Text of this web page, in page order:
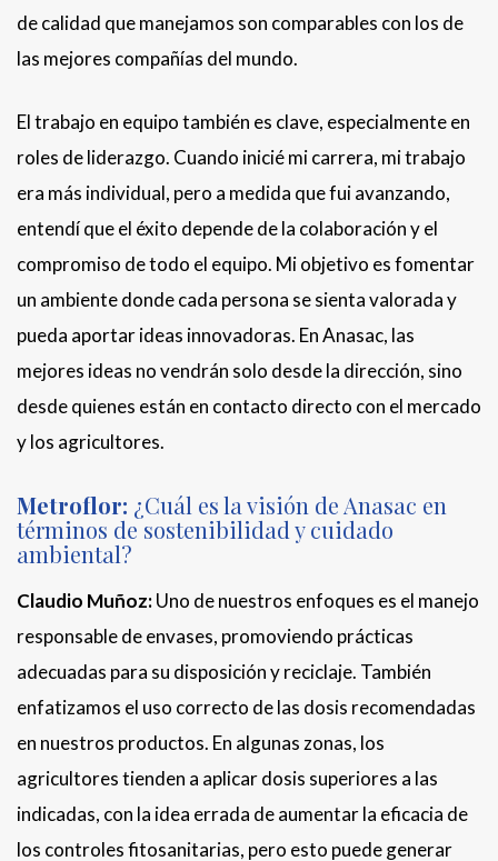
de calidad que manejamos son comparables con los de
las mejores compañías del mundo.
El trabajo en equipo también es clave, especialmente en
roles de liderazgo. Cuando inicié mi carrera, mi trabajo
era más individual, pero a medida que fui avanzando,
entendí que el éxito depende de la colaboración y el
compromiso de todo el equipo. Mi objetivo es fomentar
un ambiente donde cada persona se sienta valorada y
pueda aportar ideas innovadoras. En Anasac, las
mejores ideas no vendrán solo desde la dirección, sino
desde quienes están en contacto directo con el mercado
y los agricultores.
Metroflor: ¿Cuál es la visión de Anasac en
términos de sostenibilidad y cuidado
ambiental?
Claudio Muñoz:Uno de nuestros enfoques es el manejo
responsable de envases, promoviendo prácticas
adecuadas para su disposición y reciclaje. También
enfatizamos el uso correcto de las dosis recomendadas
en nuestros productos. En algunas zonas, los
agricultores tienden a aplicar dosis superiores a las
indicadas, con la idea errada de aumentar la eficacia de
los controles fitosanitarias, pero esto puede generar